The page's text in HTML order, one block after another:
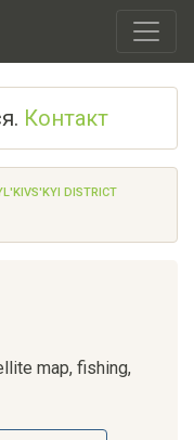
Контакт
DISTRICT
map, fishing,